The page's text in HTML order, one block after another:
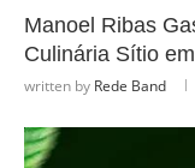
Manoel Ribas
Culinária Sítio
written by Rede Band